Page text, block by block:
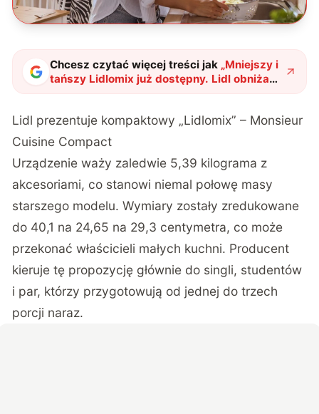
Chcesz czytać więcej treści jak „Mniejszy i
tańszy Lidlomix już dostępny. Lidl obniża
próg wejścia w świat robotów
Lidl prezentuje kompaktowy „Lidlomix” – Monsieur
Cuisine Compact
Urządzenie waży zaledwie 5,39 kilograma z
akcesoriami, co stanowi niemal połowę masy
starszego modelu. Wymiary zostały zredukowane
do 40,1 na 24,65 na 29,3 centymetra, co może
przekonać właścicieli małych kuchni. Producent
kieruje tę propozycję głównie do singli, studentów
i par, którzy przygotowują od jednej do trzech
porcji naraz.